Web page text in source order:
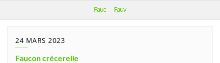
Fauc Fauv
24 MARS 2023
Faucon crécerelle